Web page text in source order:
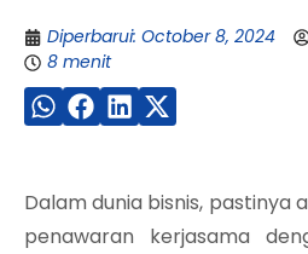
Diperbarui: October 8, 2024
8 menit
Dalam dunia bisnis, pastinya
penawaran kerjasama